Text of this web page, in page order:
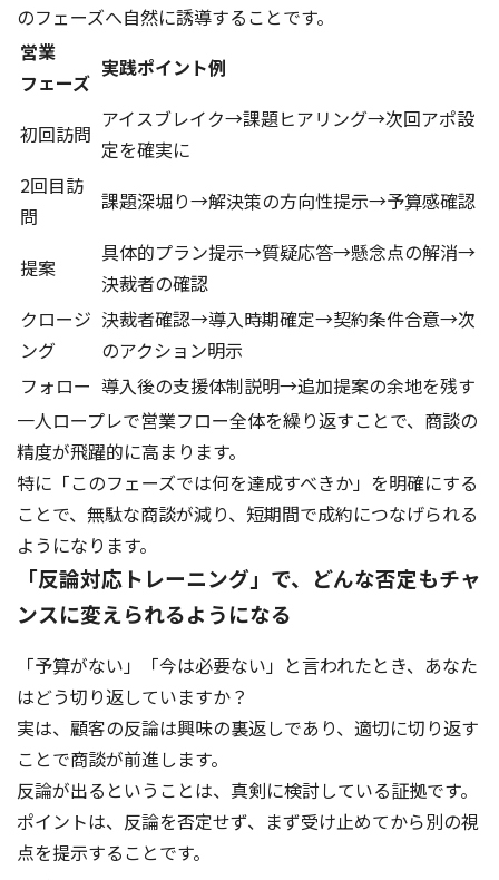
のフェーズへ自然に誘導することです。
営業
フェーズ
実践ポイント例
初回訪問
アイスブレイク→課題ヒアリング→次回アポ設
定を確実に
2回目訪
問
課題深堀り→解決策の方向性提示→予算感確認
提案
具体的プラン提示→質疑応答→懸念点の解消→
決裁者の確認
クロージ
ング
決裁者確認→導入時期確定→契約条件合意→次
のアクション明示
フォロー 導入後の支援体制説明→追加提案の余地を残す
一人ロープレで営業フロー全体を繰り返すことで、商談の
精度が飛躍的に高まります。
特に「このフェーズでは何を達成すべきか」を明確にする
ことで、無駄な商談が減り、短期間で成約につなげられる
ようになります。
「反論対応トレーニング」で、どんな否定もチャ
ンスに変えられるようになる
「予算がない」「今は必要ない」と言われたとき、あなた
はどう切り返していますか？
実は、顧客の反論は興味の裏返しであり、適切に切り返す
ことで商談が前進します。
反論が出るということは、真剣に検討している証拠です。
ポイントは、反論を否定せず、まず受け止めてから別の視
点を提示することです。